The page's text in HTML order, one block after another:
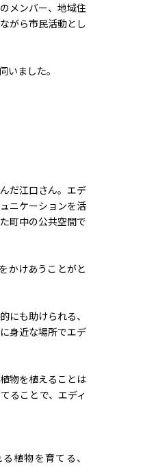
メンバー、地域住
がら市民活動とし
ました。
だ江口さん。エデ
ニケーションを活
町中の公共空間で
かけあうことがと
にも助けられる、
身近な場所でエデ
物を植えることは
ることで、エディ
植物を育てる、